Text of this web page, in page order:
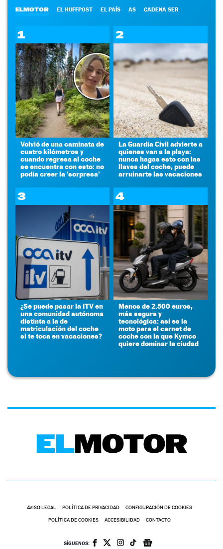
ELMOTOR EL HUFFPOST EL PAÍS AS CADENA SER
1
Volvió de una caminata de
cuatro kilómetros y
cuando regresa al coche
se encuentra con esto: no
podía creer la 'sorpresa'
2
La Guardia Civil advierte a
quienes van a la playa:
nunca hagas esto con las
llaves del coche, puede
arruinarte las vacaciones
3
¿Se puede pasar la ITV en
una comunidad autónoma
distinta a la de
matriculación del coche
si te toca en vacaciones?
4
Menos de 2.500 euros,
más segura y
tecnológica: así es la
moto para el carnet de
coche con la que Kymco
quiere dominar la ciudad
AVISO LEGAL POLÍTICA DE PRIVACIDAD CONFIGURACIÓN DE COOKIES
POLÍTICA DE COOKIES ACCESIBILIDAD CONTACTO
SÍGUENOS: